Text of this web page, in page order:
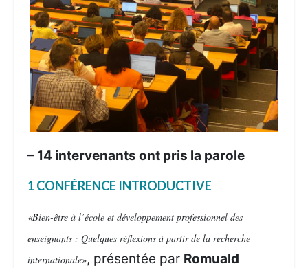
– 14 intervenants ont pris la parole
1 CONFÉRENCE INTRODUCTIVE
«Bien-être à l’école et développement professionnel des
enseignants : Quelques réflexions à partir de la recherche
internationale», présentée par Romuald